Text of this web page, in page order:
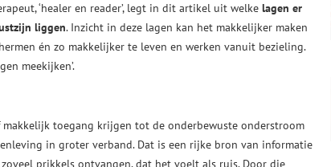
‘healer en reader’, legt in dit artikel uit welke lagen er
liggen. Inzicht in deze lagen kan het makkelijker maken
én zo makkelijker te leven en werken vanuit bezieling.
meekijken’.
toegang krijgen tot de onderbewuste onderstroom
in groter verband. Dat is een rijke bron van informatie
prikkels ontvangen, dat het voelt als ruis. Door die